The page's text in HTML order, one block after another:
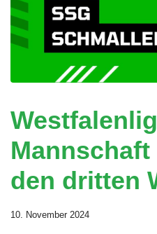
den dritten
10. November 2024